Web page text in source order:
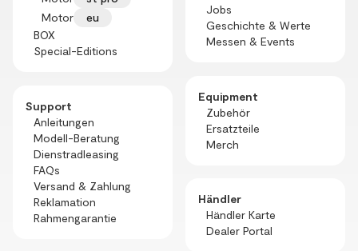
Motor
eu
BOX
Special-Editions
Jobs
Geschichte & Werte
Messen & Events
Equipment
Zubehör
Ersatzteile
Merch
Support
Anleitungen
Modell-Beratung
Dienstradleasing
FAQs
Versand & Zahlung
Reklamation
Rahmengarantie
Händler
Händler Karte
Dealer Portal